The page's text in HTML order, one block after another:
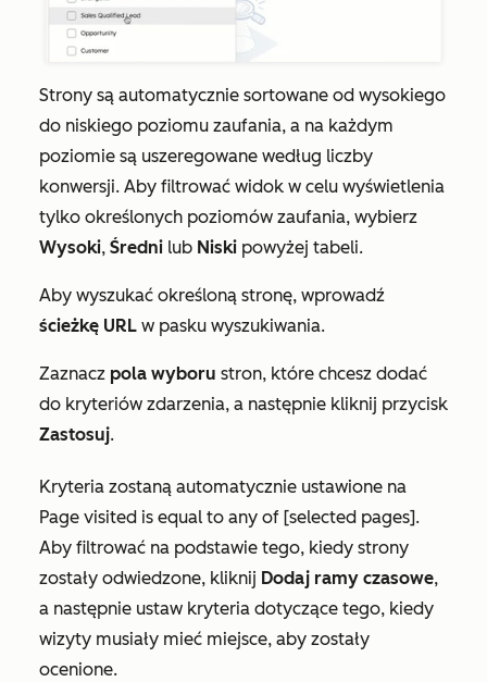
Strony są automatycznie sortowane od wysokiego
do niskiego poziomu zaufania, a na każdym
poziomie są uszeregowane według liczby
konwersji. Aby filtrować widok w celu wyświetlenia
tylko określonych poziomów zaufania, wybierz
Wysoki, Średni lub Niski powyżej tabeli.
Aby wyszukać określoną stronę, wprowadź
ścieżkę URL w pasku wyszukiwania.
Zaznacz pola wyboru stron, które chcesz dodać
do kryteriów zdarzenia, a następnie kliknij przycisk
Zastosuj.
Kryteria zostaną automatycznie ustawione na
Page visited is equal to any of [selected pages].
Aby filtrować na podstawie tego, kiedy strony
zostały odwiedzone, kliknij Dodaj ramy czasowe,
a następnie ustaw kryteria dotyczące tego, kiedy
wizyty musiały mieć miejsce, aby zostały
ocenione.